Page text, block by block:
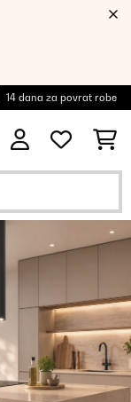
14 dana za povrat robe